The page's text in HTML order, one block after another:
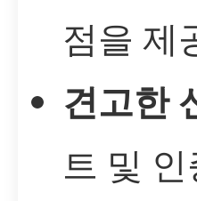
점을 제
견고한
트 및